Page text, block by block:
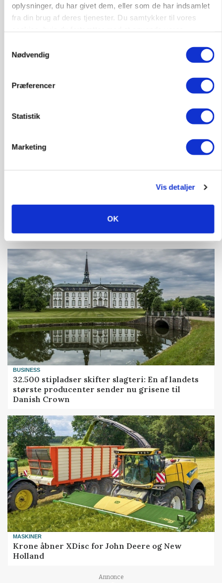
oplysninger, du har givet dem, eller som de har indsamlet
fra din brug af deres tjenester. Du samtykker til vores
Nødvendig
Præferencer
Statistik
Marketing
Vis detaljer
OK
Annonce
Markvandring sætter fokus på elefantgræs
Grisenoteringen står stille
BUSINESS
32.500 stipladser skifter slagteri: En af landets
største producenter sender nu grisene til
Danish Crown
MASKINER
Krone åbner XDisc for John Deere og New
Holland
Annonce